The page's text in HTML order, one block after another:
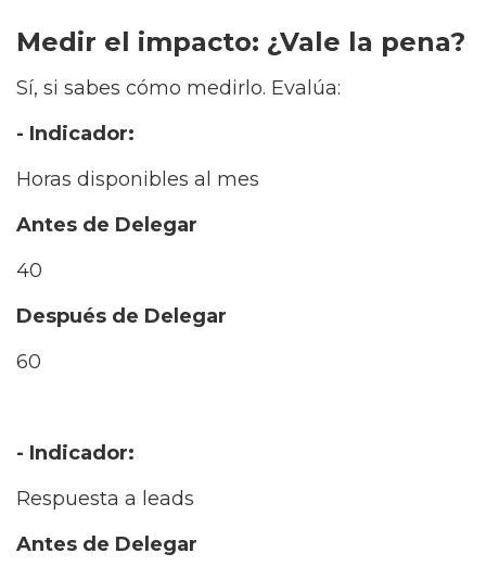
Medir el impacto: ¿Vale la pena?
Sí, si sabes cómo medirlo. Evalúa:
- Indicador:
Horas disponibles al mes
Antes de Delegar
40
Después de Delegar
60
- Indicador:
Respuesta a leads
Antes de Delegar